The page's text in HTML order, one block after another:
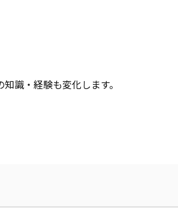
識・経験も変化します。